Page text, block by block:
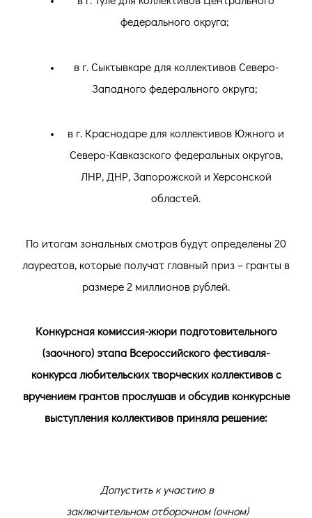
федерального округа;
в г. Сыктывкаре для коллективов Северо-
Западного федерального округа;
в г. Краснодаре для коллективов Южного и
Северо-Кавказского федеральных округов,
ЛНР, ДНР, Запорожской и Херсонской
областей.
По итогам зональных смотров будут определены 20
лауреатов, которые получат главный приз – гранты в
размере 2 миллионов рублей.
Конкурсная комиссия-жюри подготовительного
(заочного) этапа Всероссийского фестиваля-
конкурса любительских творческих коллективов с
вручением грантов прослушав и обсудив конкурсные
выступления коллективов приняла решение:
Допустить к участию в
заключительном отборочном (очном)